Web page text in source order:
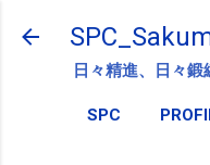
スキップして
日々精進、日々
SPC